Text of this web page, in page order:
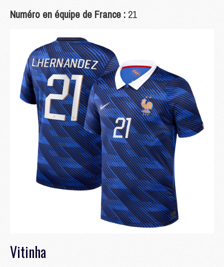
Numéro en équipe de France : 21
Vitinha